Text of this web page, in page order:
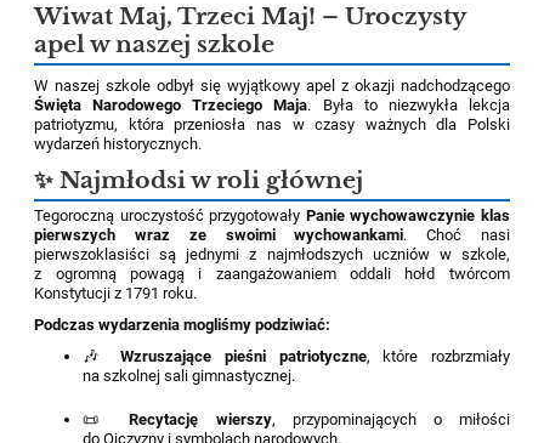
Wiwat Maj, Trzeci Maj! – Uroczysty
apel w naszej szkole
W naszej szkole odbył się wyjątkowy apel z okazji nadchodzącego
Święta Narodowego Trzeciego Maja. Była to niezwykła lekcja
patriotyzmu, która przeniosła nas w czasy ważnych dla Polski
wydarzeń historycznych.
✨ Najmłodsi w roli głównej
Tegoroczną uroczystość przygotowały Panie wychowawczynie klas
pierwszych wraz ze swoimi wychowankami. Choć nasi
pierwszoklasiści są jednymi z najmłodszych uczniów w szkole,
z ogromną powagą i zaangażowaniem oddali hołd twórcom
Konstytucji z 1791 roku.
Podczas wydarzenia mogliśmy podziwiać:
🎶Wzruszające pieśni patriotyczne, które rozbrzmiały
na szkolnej sali gimnastycznej.
📜Recytację wierszy, przypominających o miłości
do Ojczyzny i symbolach narodowych.